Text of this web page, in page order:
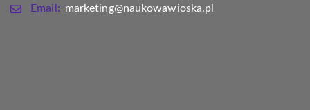
Email: marketing@naukowawioska.pl